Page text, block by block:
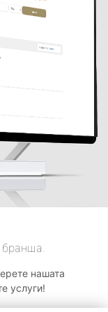
бранша.
нашата
услуги!